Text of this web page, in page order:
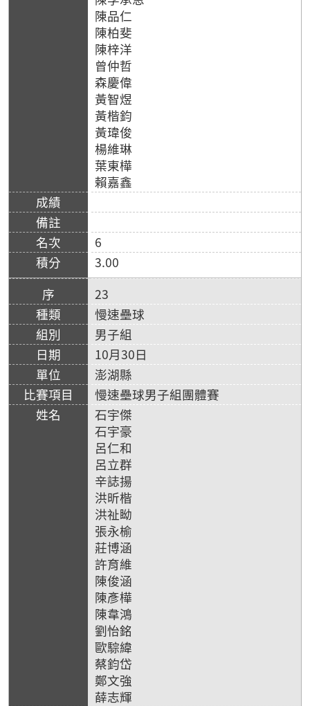
陳品仁
陳柏斐
陳梓洋
曾仲哲
森慶偉
黃智煜
黃楷鈞
黃瑋俊
楊維琳
葉東樺
賴嘉鑫
6
3.00
23
慢速壘球
男子組
10月30日
澎湖縣
慢速壘球男子組團體賽
石宇傑
石宇豪
呂仁和
呂立群
辛誌揚
洪昕楷
洪祉眑
張永榆
莊博涵
許育維
陳俊涵
陳彥樺
陳韋鴻
劉怡銘
歐騌緯
蔡鈞岱
鄭文強
薛志輝